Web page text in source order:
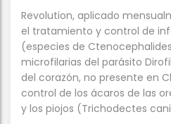
Revolution, aplicado
el tratamiento y control de
(especies de
microfilarias del parásito
del corazón, no presente en
control de los ácaros de las
y los piojos (Trichodectes